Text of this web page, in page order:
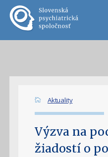
Aktuality
Výzva na
žiadostí o